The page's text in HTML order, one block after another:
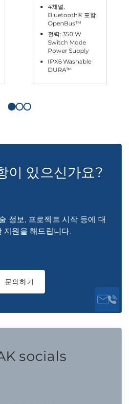
4채널,
Bluetooth® 포함
OpenBus™
전력: 350 W
Switch Mode
Power Supply
IPX6 Washable
DURA™
이 있으신가요?
정보, 프로젝트 시작 등에 대
지원을 해드립니다.
문의하기
socials